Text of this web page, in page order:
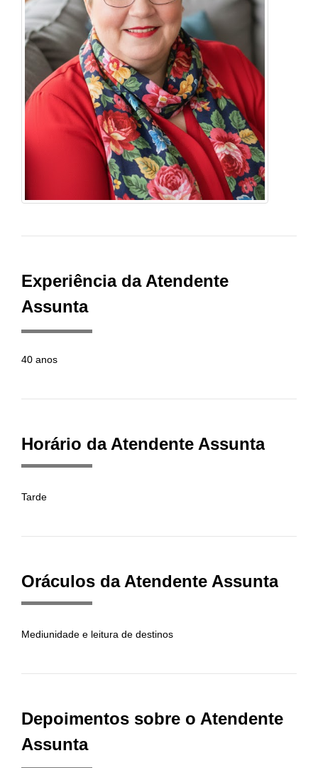
Experiência da Atendente
Assunta
40 anos
Horário da Atendente Assunta
Tarde
Oráculos da Atendente Assunta
Mediunidade e leitura de destinos
Depoimentos sobre o Atendente
Assunta